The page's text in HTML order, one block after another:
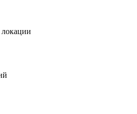
локации